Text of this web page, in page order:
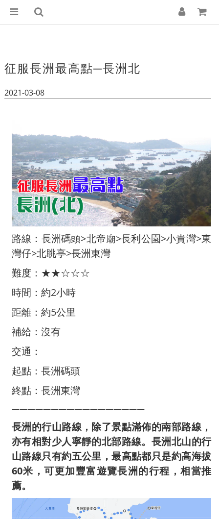
征服長洲最高點─長洲北
2021-03-08
路線：長洲碼頭>北帝廟>長利公園>小貴灣>東
灣仔>北眺亭>長洲東灣
難度：★★☆☆☆
時間：約2小時
距離：約5公里
補給：沒有
交通：
起點：長洲碼頭
終點：長洲東灣
—————————————————
長洲的行山路線，除了景點滿佈的南部路線，
亦有相對少人寧靜的北部路線。長洲北山的行
山路線只有約五公里，最高點都只是約高海拔
60米，可更加豐富遊覽長洲的行程，相當推
薦。